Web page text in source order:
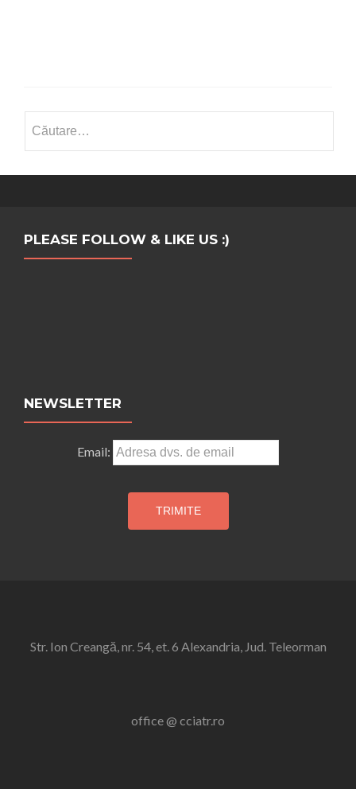
după:
PLEASE FOLLOW & LIKE US :)
NEWSLETTER
Email:
Str. Ion Creangă, nr. 54, et. 6 Alexandria, Jud. Teleorman
office @ cciatr.ro